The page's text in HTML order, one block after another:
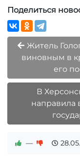
Поделиться
Житель
виновным в
его
В
направила
—